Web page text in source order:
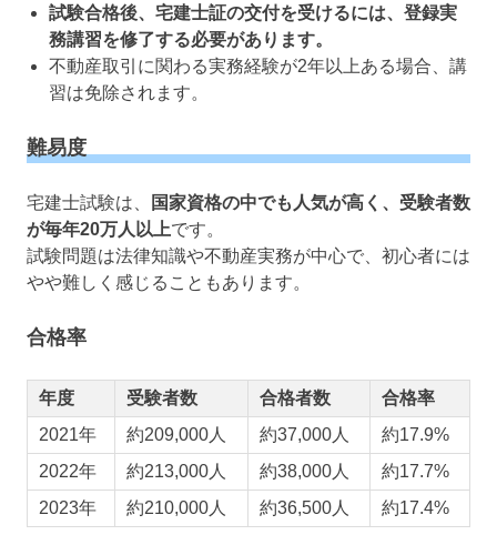
試験合格後、宅建士証の交付を受けるには、登録実
務講習を修了する必要があります。
不動産取引に関わる実務経験が2年以上ある場合、講
習は免除されます。
難易度
宅建士試験は、
国家資格の中でも人気が高く、受験者数
が毎年20万人以上です。
試験問題は法律知識や不動産実務が中心で、初心者には
やや難しく感じることもあります。
合格率
年度 受験者数 合格者数
合格率
2021年
約209,000人 約37,000人
約17.9%
2022年
約213,000人 約38,000人
約17.7%
2023年
約210,000人 約36,500人 約17.4%